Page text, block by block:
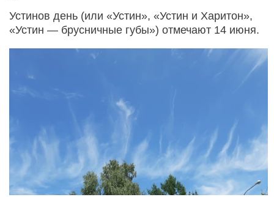
Устинов день (или «Устин», «Устин и Харитон»,
«Устин — брусничные губы») отмечают 14 июня.